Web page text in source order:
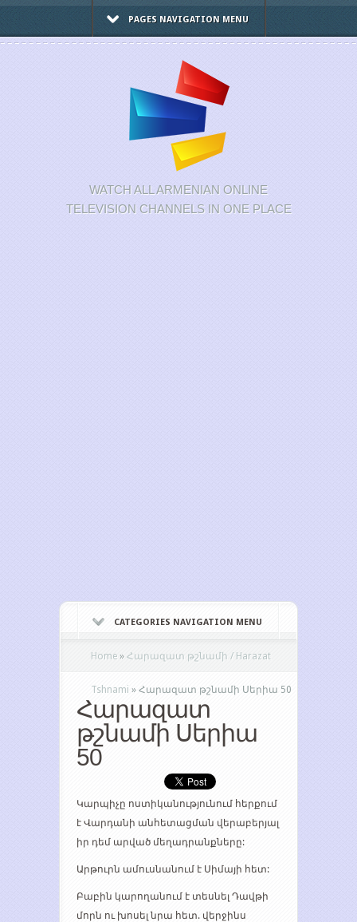
PAGES NAVIGATION MENU
WATCH ALL ARMENIAN ONLINE
TELEVISION CHANNELS IN ONE PLACE
CATEGORIES NAVIGATION MENU
Home » Հարազատ թշնամի / Harazat
Tshnami » Հարազատ թշնամի Սերիա 50
Հարազատ
թշնամի Սերիա
50
Կարպիչը ոստիկանությունում հերքում
է Վարդանի անհետացման վերաբերյալ
իր դեմ արված մեղադրանքները:
Արթուրն ամուսնանում է Սիմայի հետ:
Բաբին կարողանում է տեսնել Դավթի
մորն ու խոսել նրա հետ. վերջինս